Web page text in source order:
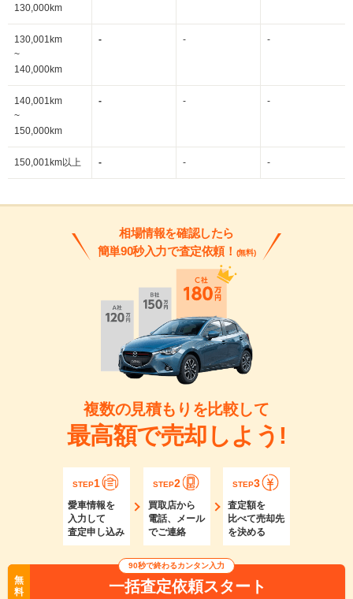
130,000km
130,001km
~
140,000km
- - -
140,001km
~
150,000km
- - -
150,001km以上 - - -
相場情報を確認したら
簡単90秒入力で査定依頼！ (無料)
複数の見積もりを比較して
最高額で売却しよう!
STEP1
愛車情報を
入力して
査定申し込み
STEP2
買取店から
電話、メール
でご連絡
STEP3
査定額を
比べて売却先
を決める
無
料
90秒で終わるカンタン入力
一括査定依頼スタート